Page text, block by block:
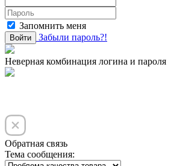
Запомнить меня
Войти Забыли пароль?!
Неверная комбинация логина и пароля
Обратная связь
Тема сообщения: